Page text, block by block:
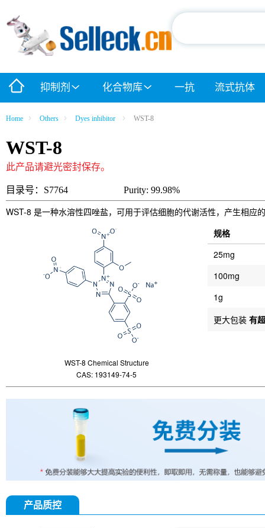
抑制剂 化合物库 一抗 流式抗体
Home Others Dyes inhibitor WST-8
WST-8
此产品请避光密封保存。
目录号：S7764 Purity: 99.98%
WST-8 是一种水溶性四唑盐，可用于评估细胞的代谢活性，产生相
WST-8 Chemical Structure
CAS: 193149-74-5
规格
25mg
100mg
1g
更大包装 有
产品质控